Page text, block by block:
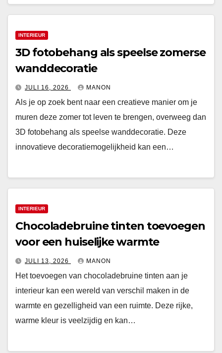
INTERIEUR
3D fotobehang als speelse zomerse
wanddecoratie
JULI 16, 2026 MANON
Als je op zoek bent naar een creatieve manier om je
muren deze zomer tot leven te brengen, overweeg dan
3D fotobehang als speelse wanddecoratie. Deze
innovatieve decoratiemogelijkheid kan een…
INTERIEUR
Chocoladebruine tinten toevoegen
voor een huiselijke warmte
JULI 13, 2026 MANON
Het toevoegen van chocoladebruine tinten aan je
interieur kan een wereld van verschil maken in de
warmte en gezelligheid van een ruimte. Deze rijke,
warme kleur is veelzijdig en kan…